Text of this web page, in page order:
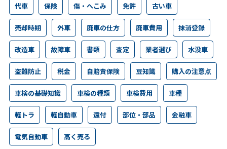
代車 保険 傷・へこみ 免許 古い車
売却時期 外車 廃車の仕方 廃車費用 抹消登録
改造車 故障車 書類 査定 業者選び 水没車
盗難防止 税金 自賠責保険 豆知識 購入の注意点
車検の基礎知識 車検の種類 車検費用 車種
軽トラ 軽自動車 還付 部位・部品 金融車
電気自動車 高く売る